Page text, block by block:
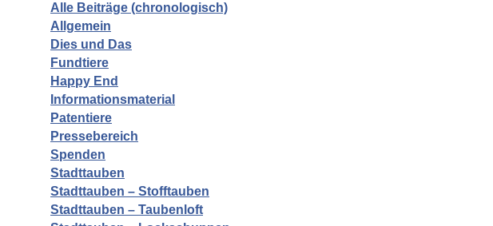
Alle Beiträge (chronologisch)
Allgemein
Dies und Das
Fundtiere
Happy End
Informationsmaterial
Patentiere
Pressebereich
Spenden
Stadttauben
Stadttauben – Stofftauben
Stadttauben – Taubenloft